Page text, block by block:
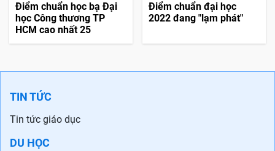
Điểm chuẩn học bạ Đại
học Công thương TP
HCM cao nhất 25
Điểm chuẩn đại học
2022 đang "lạm phát"
TIN TỨC
Tin tức giáo dục
DU HỌC